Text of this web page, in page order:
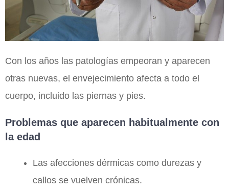
Con los años las patologías empeoran y aparecen
otras nuevas, el envejecimiento afecta a todo el
cuerpo, incluido las piernas y pies.
Problemas que aparecen habitualmente con
la edad
Las afecciones dérmicas como durezas y
callos se vuelven crónicas.